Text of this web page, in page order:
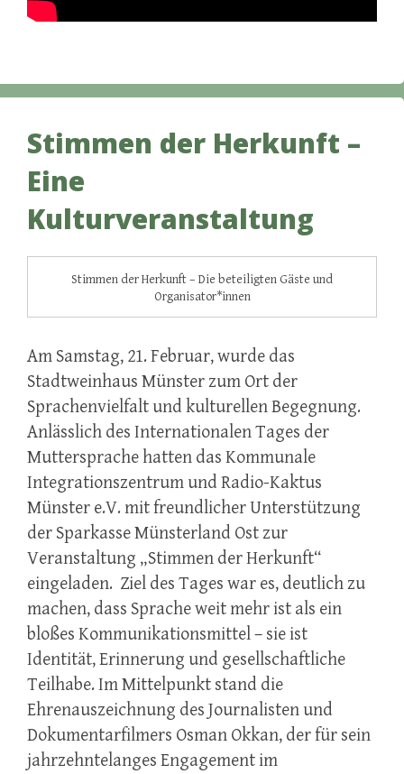
Stimmen der Herkunft –
Eine
Kulturveranstaltung
Stimmen der Herkunft – Die beteiligten Gäste und
Organisator*innen
Am Samstag, 21. Februar, wurde das
Stadtweinhaus Münster zum Ort der
Sprachenvielfalt und kulturellen Begegnung.
Anlässlich des Internationalen Tages der
Muttersprache hatten das Kommunale
Integrationszentrum und Radio-Kaktus
Münster e.V. mit freundlicher Unterstützung
der Sparkasse Münsterland Ost zur
Veranstaltung „Stimmen der Herkunft“
eingeladen. Ziel des Tages war es, deutlich zu
machen, dass Sprache weit mehr ist als ein
bloßes Kommunikationsmittel – sie ist
Identität, Erinnerung und gesellschaftliche
Teilhabe. Im Mittelpunkt stand die
Ehrenauszeichnung des Journalisten und
Dokumentarfilmers Osman Okkan, der für sein
jahrzehntelanges Engagement im